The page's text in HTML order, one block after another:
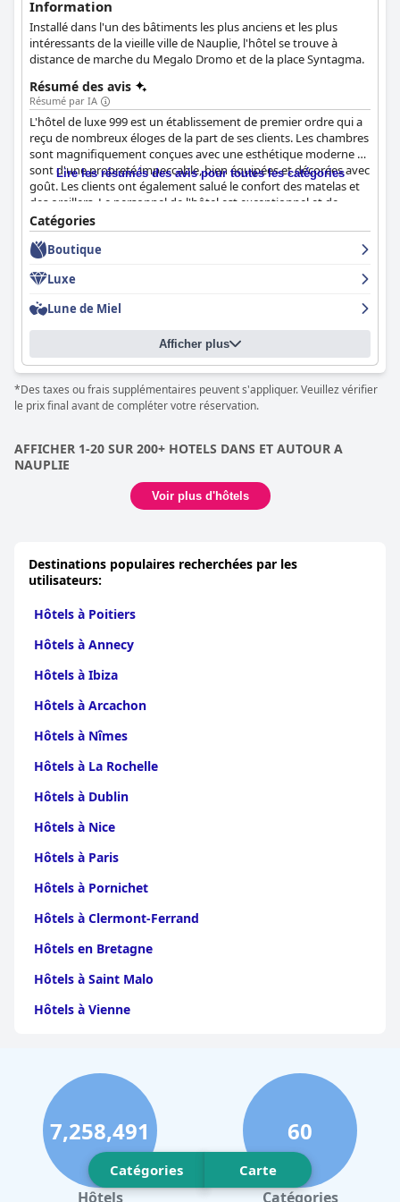
Information
Installé dans l'un des bâtiments les plus anciens et les plus
intéressants de la vieille ville de Nauplie, l'hôtel se trouve à
distance de marche du Megalo Dromo et de la place Syntagma.
Résumé des avis
Résumé par IA
L'hôtel de luxe 999 est un établissement de premier ordre qui a
reçu de nombreux éloges de la part de ses clients. Les chambres
sont magnifiquement conçues avec une esthétique moderne et
sont d'une propreté impeccable, bien équipées et décorées avec
goût. Les clients ont également salué le confort des matelas et
des oreillers. Le personnel de l'hôtel est exceptionnel et de
nombreux clients soulignent à quel point ils sont amicaux,
accueillants et gentils. L'équipe s'efforce d'établir un lien
personnel avec chaque client pendant son séjour, créant ainsi
l'hôtel de luxe 999 est un incontournable pour tous ceux qui
recherchent un séjour luxueux et confortable avec un service
exceptionnel.
Lire les résumés des avis pour toutes les catégories
Catégories
Boutique
Luxe
Lune de Miel
Afficher plus
*Des taxes ou frais supplémentaires peuvent s'appliquer. Veuillez vérifier
le prix final avant de compléter votre réservation.
AFFICHER 1-20 SUR 200+ HOTELS DANS ET AUTOUR A
NAUPLIE
Voir plus d'hôtels
Destinations populaires recherchées par les
utilisateurs:
Hôtels à Poitiers
Hôtels à Annecy
Hôtels à Ibiza
Hôtels à Arcachon
Hôtels à Nîmes
Hôtels à La Rochelle
Hôtels à Dublin
Hôtels à Nice
Hôtels à Paris
Hôtels à Pornichet
Hôtels à Clermont-Ferrand
Hôtels en Bretagne
Hôtels à Saint Malo
Hôtels à Vienne
Hôtels à Perpignan
Hôtels au Grand-Bornand
Hôtels à Strasbourg
Hôtels à Valence
Hôtels à Gerardmer
Catégories Carte
7,258,491
Hôtels
60
Catégories